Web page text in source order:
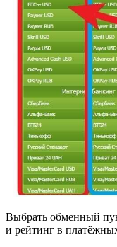
Выбрать обменный
и рейтинг в